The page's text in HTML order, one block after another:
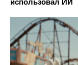
использовал ИИ